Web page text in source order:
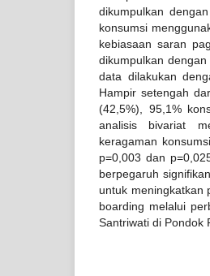
dikumpulkan
konsumsi
kebiasaan saran
dikumpulkan
data dilakukan
Hampir setengah
(42,5%), 95,1%
analisis bivariat
keragaman
p=0,003 dan
berpegaruh
untuk meningkatkan
boarding melalui
Santriwati di Pondok